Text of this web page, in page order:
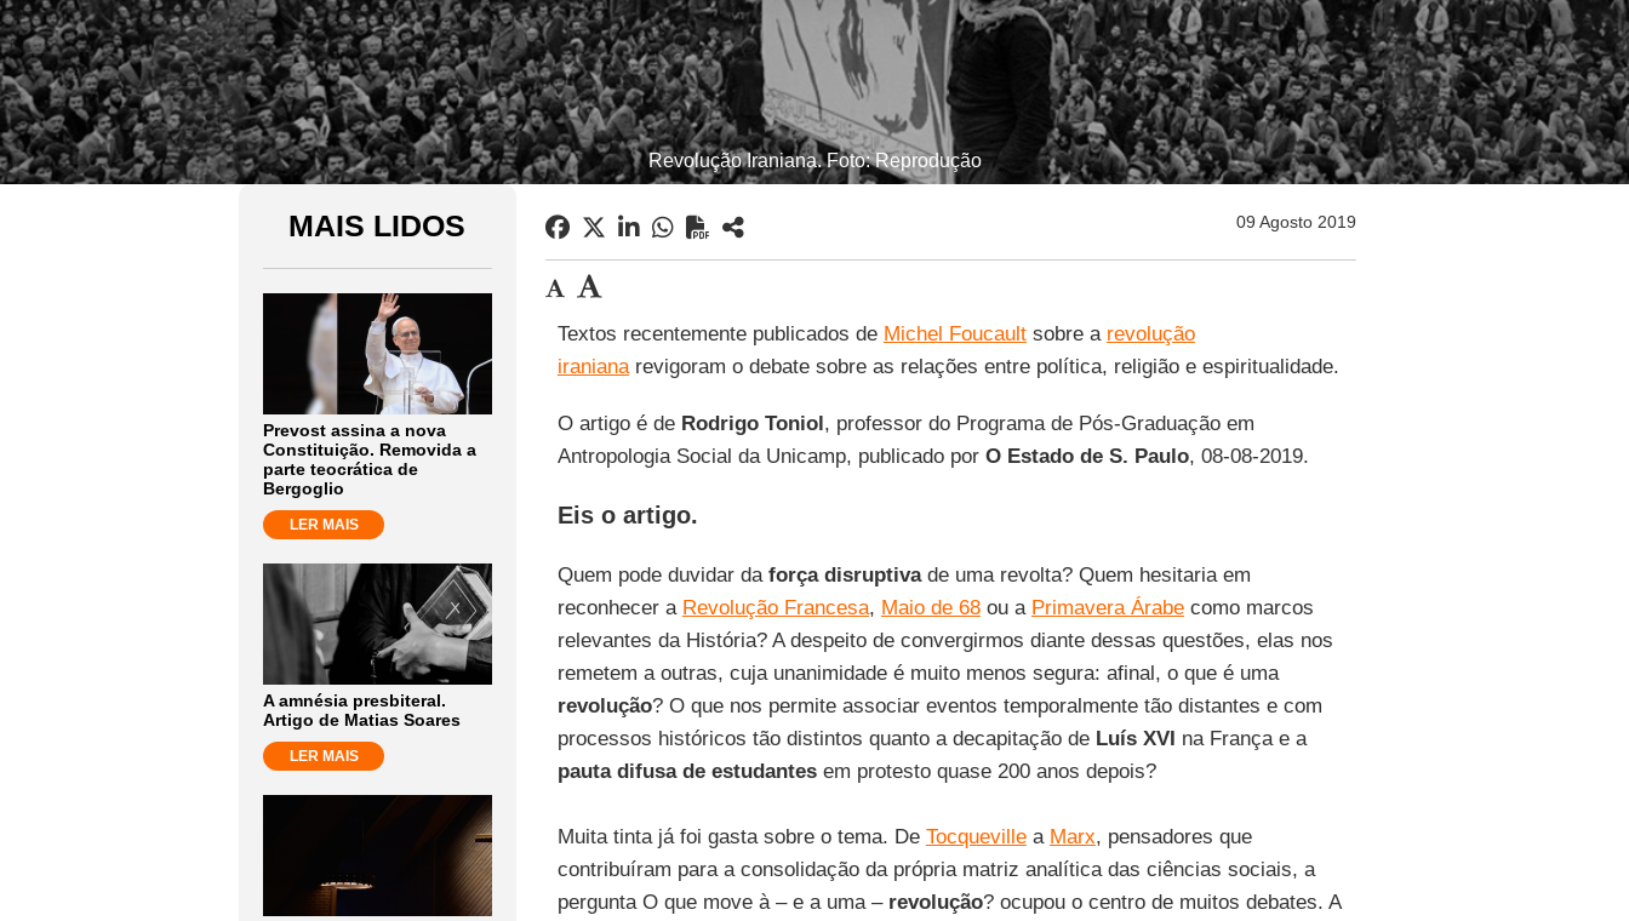
Revolução Iraniana. Foto: Reprodução
MAIS LIDOS
Prevost assina a nova
Constituição. Removida a
parte teocrática de
Bergoglio
LER MAIS
A amnésia presbiteral.
Artigo de Matias Soares
LER MAIS
09 Agosto 2019
Textos recentemente publicados de Michel Foucaultsobre a revolução
iranianarevigoram o debate sobre as relações entre política, religião e espiritualidade.
O artigo é de Rodrigo Toniol, professor do Programa de Pós-Graduação em
Antropologia Social da Unicamp, publicado por O Estado de S. Paulo, 08-08-2019.
Eis o artigo.
Quem pode duvidar da força disruptivade uma revolta? Quem hesitaria em
reconhecer a Revolução Francesa, Maio de 68ou a Primavera Árabecomo marcos
relevantes da História? A despeito de convergirmos diante dessas questões, elas nos
remetem a outras, cuja unanimidade é muito menos segura: afinal, o que é uma
revolução? O que nos permite associar eventos temporalmente tão distantes e com
processos históricos tão distintos quanto a decapitação de Luís XVI na França e a
pauta difusa de estudantesem protesto quase 200 anos depois?
Muita tinta já foi gasta sobre o tema. De Tocquevillea Marx, pensadores que
contribuíram para a consolidação da própria matriz analítica das ciências sociais, a
pergunta O que move à – e a uma – revolução? ocupou o centro de muitos debates. A